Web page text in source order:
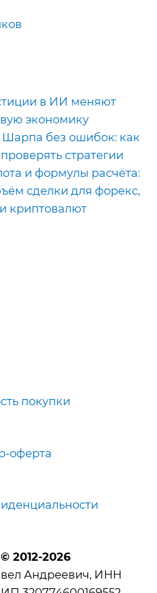
в ИИ меняют
экономику
без ошибок: как
стратегии
и формулы расчёта:
сделки для форекс,
криптовалют
покупки
оферта
© 2012-2026
Андреевич, ИНН